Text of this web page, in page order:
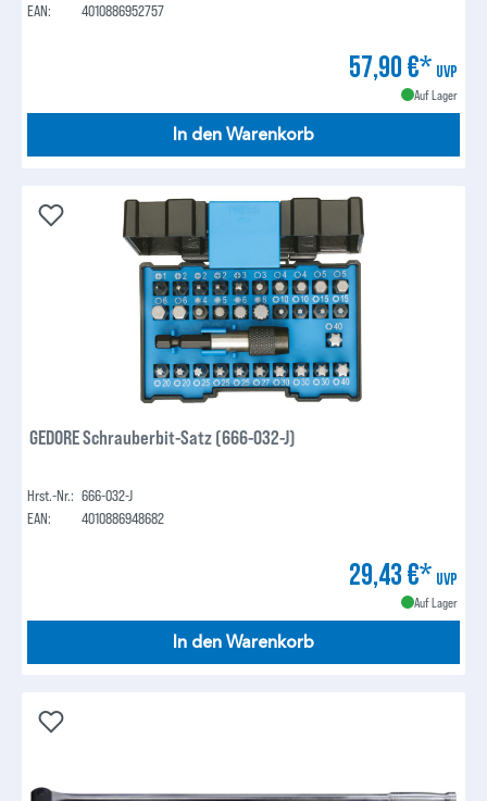
EAN:
4010886952757
57,90 €* UVP
Auf Lager
In den Warenkorb
GEDORE Schrauberbit-Satz (666-032-J)
Hrst.-Nr.: 666-032-J
EAN:
4010886948682
29,43 €* UVP
Auf Lager
In den Warenkorb